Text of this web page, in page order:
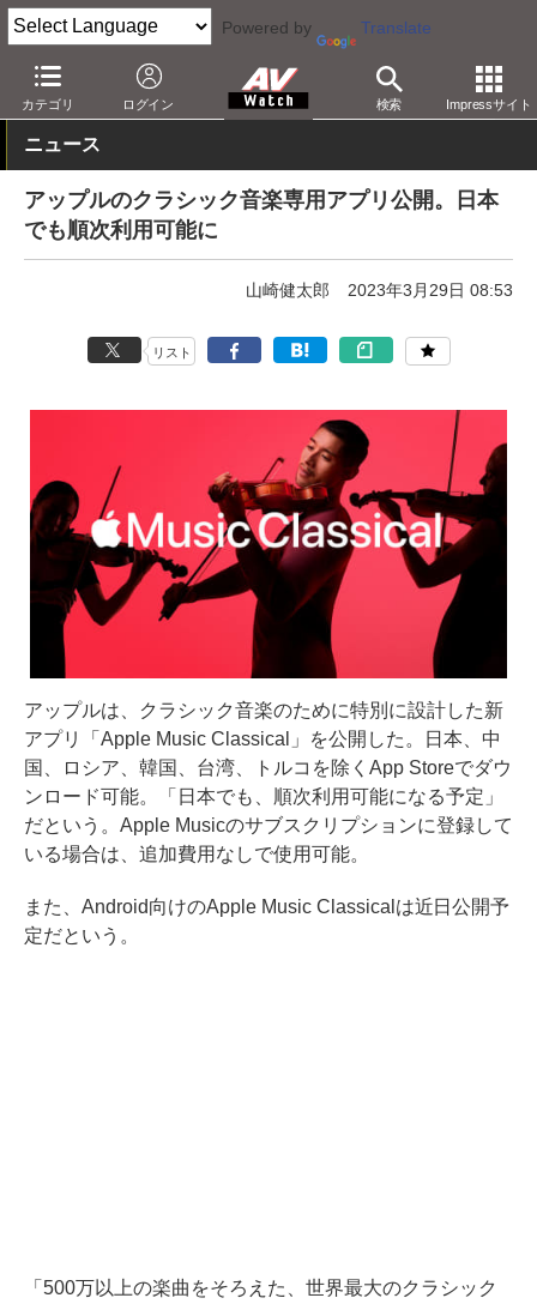
Powered by Translate
カテゴリ ログイン 検索 Impressサイト
AV Watch コンテンツ・サービス 音楽配信 Apple Music
ニュース
アップルのクラシック音楽専用アプリ公開。日本
でも順次利用可能に
山崎健太郎 2023年3月29日 08:53
リスト
アップルは、クラシック音楽のために特別に設計した新
アプリ「Apple Music Classical」を公開した。日本、中
国、ロシア、韓国、台湾、トルコを除くApp Storeでダウ
ンロード可能。「日本でも、順次利用可能になる予定」
だという。Apple Musicのサブスクリプションに登録して
いる場合は、追加費用なしで使用可能。
また、Android向けのApple Music Classicalは近日公開予
定だという。
「500万以上の楽曲をそろえた、世界最大のクラシック